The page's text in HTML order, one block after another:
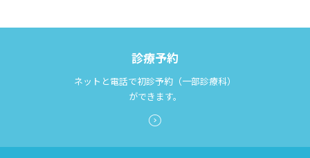
診療予約
ネットと電話で初診予約（一部診療科）
ができます。